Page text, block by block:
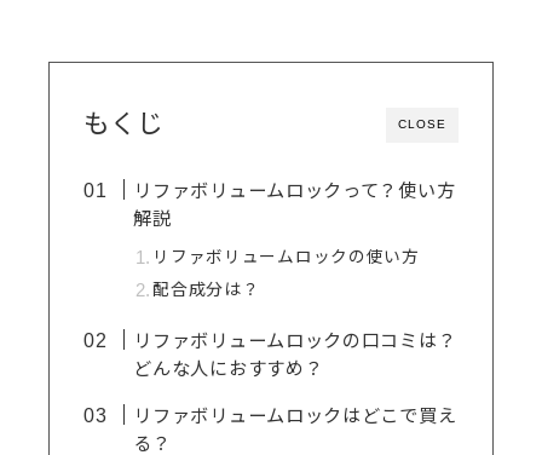
CLOSE
もくじ
リファボリュームロックって？使い方
解説
リファボリュームロックの使い方
配合成分は？
リファボリュームロックの口コミは？
どんな人におすすめ？
リファボリュームロックはどこで買え
る？